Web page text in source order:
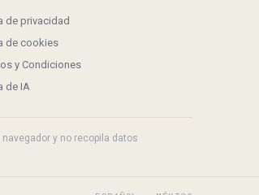
de privacidad
de cookies
y Condiciones
de IA
y no recopila datos